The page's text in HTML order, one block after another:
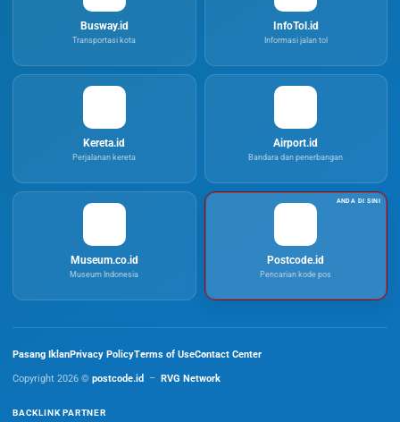
Busway.id
Transportasi kota
InfoTol.id
Informasi jalan tol
Kereta.id
Perjalanan kereta
Airport.id
Bandara dan penerbangan
Museum.co.id
Museum Indonesia
Postcode.id
Pencarian kode pos
Pasang IklanPrivacy PolicyTerms of UseContact Center
Copyright 2026 © postcode.id – RVG Network
BACKLINK PARTNER